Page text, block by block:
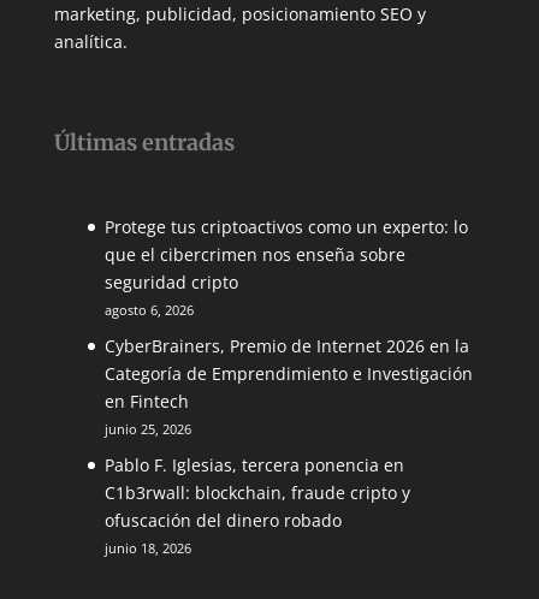
marketing, publicidad, posicionamiento SEO y
analítica.
Últimas entradas
Protege tus criptoactivos como un experto: lo
que el cibercrimen nos enseña sobre
seguridad cripto
agosto 6, 2026
CyberBrainers, Premio de Internet 2026 en la
Categoría de Emprendimiento e Investigación
en Fintech
junio 25, 2026
Pablo F. Iglesias, tercera ponencia en
C1b3rwall: blockchain, fraude cripto y
ofuscación del dinero robado
junio 18, 2026